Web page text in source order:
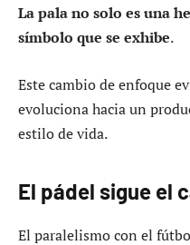
La pala no solo es una
símbolo que se exhibe.
Este cambio de enfoque
evoluciona hacia un
estilo de vida.
El pádel sigue el
El paralelismo con el